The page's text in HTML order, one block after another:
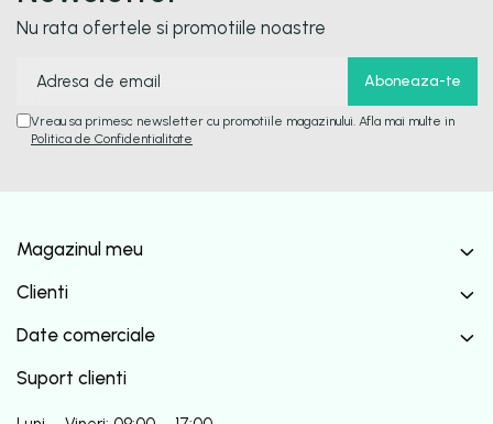
Nu rata ofertele si promotiile noastre
Vreau sa primesc newsletter cu promotiile magazinului. Afla mai multe in
Politica de Confidentialitate
Magazinul meu
Clienti
Date comerciale
Suport clienti